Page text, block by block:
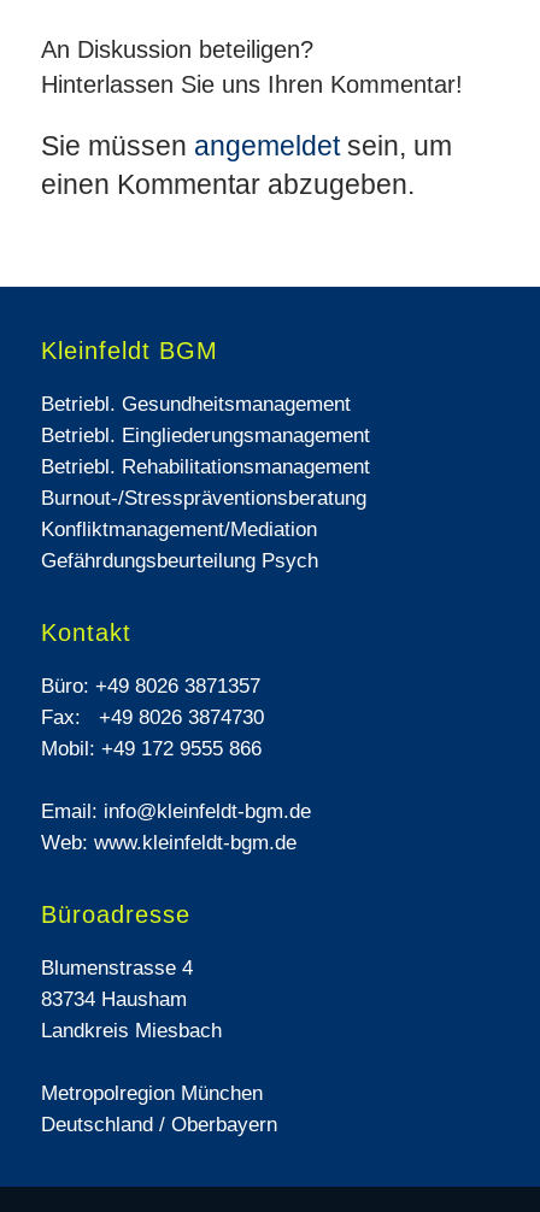
An Diskussion beteiligen?
Hinterlassen Sie uns Ihren Kommentar!
Sie müssen angemeldetsein, um
einen Kommentar abzugeben.
Kleinfeldt BGM
Betriebl. Gesundheitsmanagement
Betriebl. Eingliederungsmanagement
Betriebl. Rehabilitationsmanagement
Burnout-/Stresspräventionsberatung
Konfliktmanagement/Mediation
Gefährdungsbeurteilung Psych
Kontakt
Büro: +49 8026 3871357
Fax: +49 8026 3874730
Mobil: +49 172 9555 866
Email: info@kleinfeldt-bgm.de
Web: www.kleinfeldt-bgm.de
Büroadresse
Blumenstrasse 4
83734 Hausham
Landkreis Miesbach
Metropolregion München
Deutschland / Oberbayern